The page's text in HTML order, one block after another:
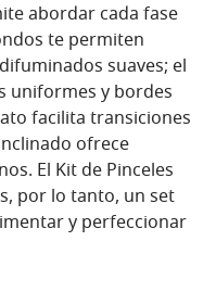
abordar cada fase
te permiten
suaves; el
uniformes y bordes
facilita transiciones
ofrece
El Kit de Pinceles
por lo tanto, un set
y perfeccionar